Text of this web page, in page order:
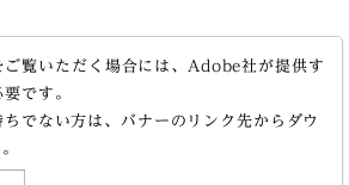
覧いただく場合には、Adobe社が提供す
です。
でない方は、バナーのリンク先からダウ